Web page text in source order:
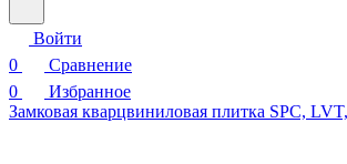
Войти
0
Сравнение
0
Избранное
Замковая кварцвиниловая плитка SPC,